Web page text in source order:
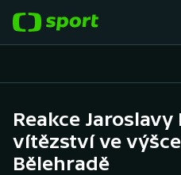
Hokej
Reakce
vítězství ve výšce
Bělehradě